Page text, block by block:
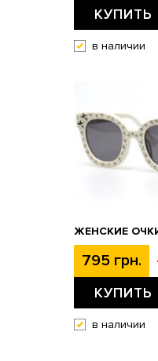
КУПИТЬ
в наличии
ЖЕНСКИЕ ОЧКИ
795 грн.
КУПИТЬ
в наличии